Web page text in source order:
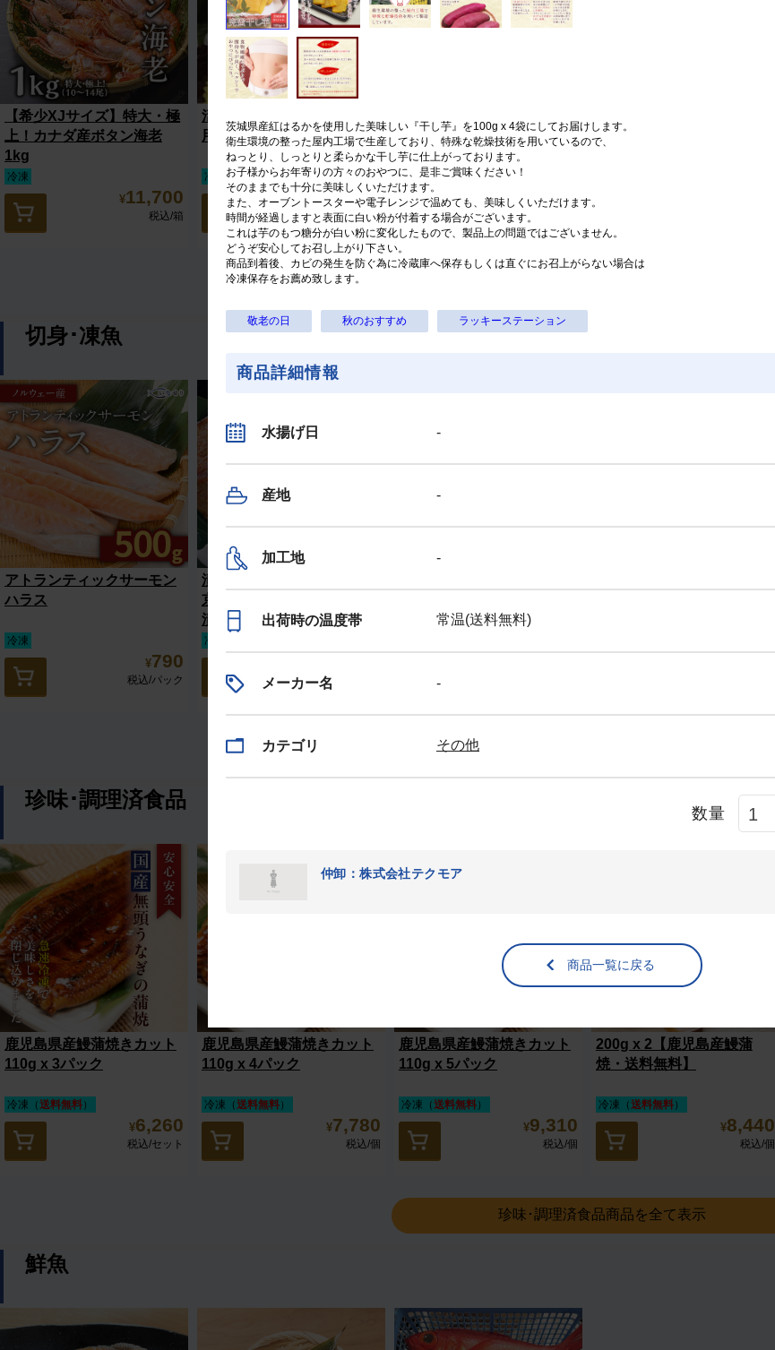
【希少XJサイズ】特大・極
上！カナダ産ボタン海老
1kg
冷凍
¥11,700
税込/箱
活締め冷凍車海老（刺身
用） 10尾セット
冷凍（送料無料 ）
¥5,540
税込/箱
セット
冷凍
¥ 4,050
イに！天然 無頭フラワー海
切身･凍魚
アトランティックサーモン
ハラス
冷凍
¥790
税込/パック
漬魚3種セット（目抜け西
京漬、目抜け照焼、鮭粕
漬）
冷凍
珍味･調理済食品
鹿児島県産鰻蒲焼きカット
110g x 3パック
冷凍（送料無料）
¥6,260
税込/セット
鹿児島県産鰻蒲焼きカット
110g x 4パック
冷凍（送料無料）
¥7,780
税込/個
鹿児島県産鰻蒲焼きカット
110g x 5パック
冷凍（送料無料）
¥9,310
税込/個
200g x 2【鹿児島産鰻蒲
焼・送料無料】
冷凍（送料無料）
¥8,440
税込/個
珍味･調理済食品商品を全て表示
鮮魚
茨城県産紅はるかを使用した美味しい『干し芋』を100g x 4袋にしてお届けします。
衛生環境の整った屋内工場で生産しており、特殊な乾燥技術を用いているので、
ねっとり、しっとりと柔らかな干し芋に仕上がっております。
お子様からお年寄りの方々のおやつに、是非ご賞味ください！
そのままでも十分に美味しくいただけます。
また、オーブントースターや電子レンジで温めても、美味しくいただけます。
時間が経過しますと表面に白い粉が付着する場合がございます。
これは芋のもつ糖分が白い粉に変化したもので、製品上の問題ではございません。
どうぞ安心してお召し上がり下さい。
商品到着後、カビの発生を防ぐ為に冷蔵庫へ保存もしくは直ぐにお召上がらない場合は
冷凍保存をお薦め致します。
敬老の日 秋のおすすめ ラッキーステーション
商品詳細情報
水揚げ日 -
産地 -
加工地 -
出荷時の温度帯 常温(送料無料)
メーカー名 -
カテゴリ その他
数量
仲卸：株式会社テクモア
商品一覧に戻る